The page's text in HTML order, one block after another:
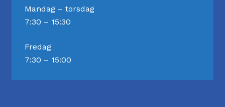
Mandag – torsdag
7:30 – 15:30
Fredag
7:30 – 15:00